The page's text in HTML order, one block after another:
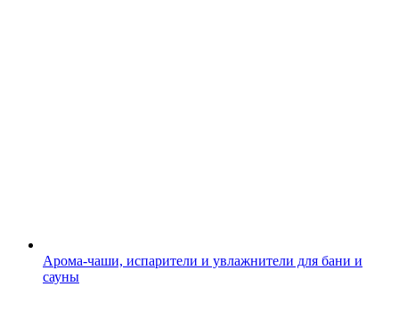
Арома-чаши, испарители и увлажнители для бани и
сауны